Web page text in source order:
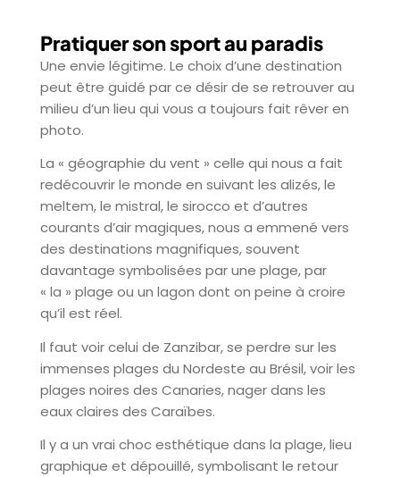
LE BLOG RIDER
DEMANDER UN DEVIS
Pratiquer son sport au paradis
Une envie légitime. Le choix d’une destination
peut être guidé par ce désir de se retrouver au
milieu d’un lieu qui vous a toujours fait rêver en
photo.
La « géographie du vent » celle qui nous a fait
redécouvrir le monde en suivant les alizés, le
meltem, le mistral, le sirocco et d’autres
courants d’air magiques, nous a emmené vers
des destinations magnifiques, souvent
davantage symbolisées par une plage, par
« la » plage ou un lagon dont on peine à croire
qu’il est réel.
Il faut voir celui de Zanzibar, se perdre sur les
immenses plages du Nordeste au Brésil, voir les
plages noires des Canaries, nager dans les
eaux claires des Caraïbes.
Il y a un vrai choc esthétique dans la plage, lieu
graphique et dépouillé, symbolisant le retour